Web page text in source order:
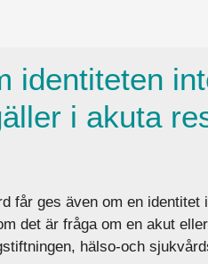
identiteten
i akuta
får ges även om en
det är fråga om en akut
hälso-och